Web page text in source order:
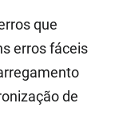
que
erros fáceis
de